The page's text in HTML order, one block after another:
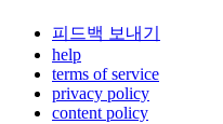
피드백 보내기
help
terms of service
privacy policy
content policy